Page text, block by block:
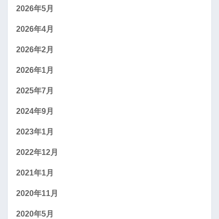
2026年5月
2026年4月
2026年2月
2026年1月
2025年7月
2024年9月
2023年1月
2022年12月
2021年1月
2020年11月
2020年5月